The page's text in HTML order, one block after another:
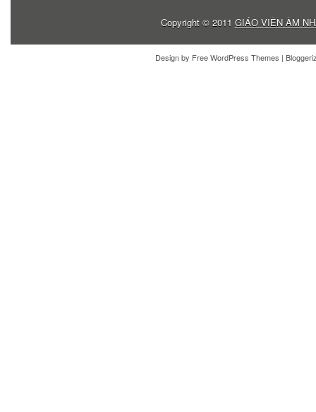
Copyright © 2011 GIÁO VIÊN ÂM
Design by Free WordPress Themes |